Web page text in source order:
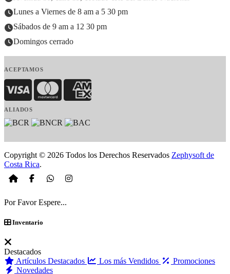
Lunes a Viernes de 8 am a 5 30 pm
Sábados de 9 am a 12 30 pm
Domingos cerrado
ACEPTAMOS
Visa MasterCardAmerican Express
ALIADOS
Copyright © 2026 Todos los Derechos Reservados Zephysoft de
Costa Rica.
Por Favor Espere...
Inventario
Destacados
Artículos Destacados
Los más Vendidos
Promociones
Novedades